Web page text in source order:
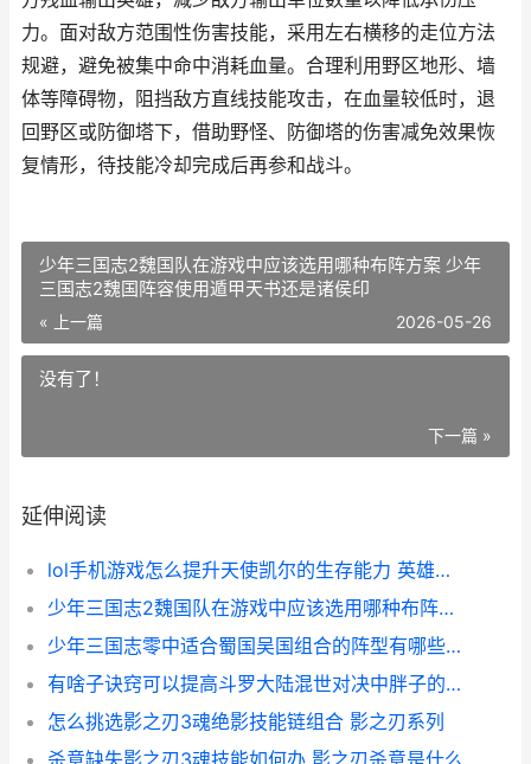
力。面对敌方范围性伤害技能，采用左右横移的走位方法
规避，避免被集中命中消耗血量。合理利用野区地形、墙
体等障碍物，阻挡敌方直线技能攻击，在血量较低时，退
回野区或防御塔下，借助野怪、防御塔的伤害减免效果恢
复情形，待技能冷却完成后再参和战斗。
少年三国志2魏国队在游戏中应该选用哪种布阵方案 少年
三国志2魏国阵容使用遁甲天书还是诸侯印
« 上一篇 2026-05-26
没有了！
下一篇 »
延伸阅读
lol手机游戏怎么提升天使凯尔的生存能力 英雄联盟如何在手机玩
少年三国志2魏国队在游戏中应该选用哪种布阵方案 少年三国志2魏国阵容使用遁甲天书还是诸侯印
少年三国志零中适合蜀国吴国组合的阵型有哪些 少年三国志零中豪杰关兴怎么获得?
有啥子诀窍可以提高斗罗大陆混世对决中胖子的加点效果 有什么诀窍
怎么挑选影之刃3魂绝影技能链组合 影之刃系列
杀意缺失影之刃3魂技能如何办 影之刃杀意是什么